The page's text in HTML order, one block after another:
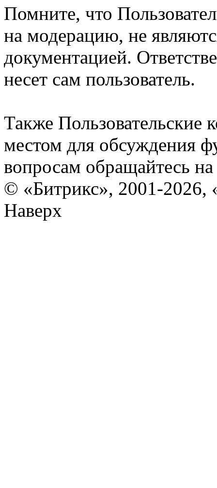
Помните, что
на модерацию, не
документацией.
несет сам пользователь.
Также Пользовательские
местом для обсуждения
вопросам обращайтесь
© «Битрикс», 2001-2026,
Наверх